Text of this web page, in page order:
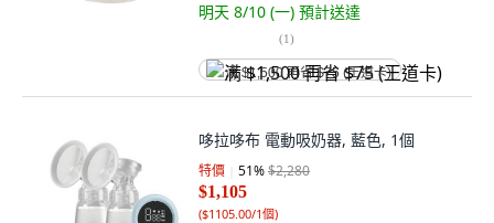
明天 8/10 (一) 預計送達
(1)
满 $1,500 再省 $75 (王道卡)
哆拉哆布 電動吸奶器, 藍色, 1個
特價 51%$2,280
$1,105
($1105.00/1個)